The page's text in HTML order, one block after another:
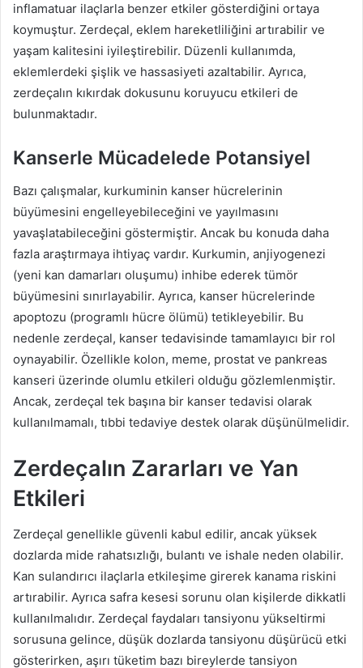
inflamatuar ilaçlarla benzer etkiler gösterdiğini ortaya
koymuştur. Zerdeçal, eklem hareketliliğini artırabilir ve
yaşam kalitesini iyileştirebilir. Düzenli kullanımda,
eklemlerdeki şişlik ve hassasiyeti azaltabilir. Ayrıca,
zerdeçalın kıkırdak dokusunu koruyucu etkileri de
bulunmaktadır.
Kanserle Mücadelede Potansiyel
Bazı çalışmalar, kurkuminin kanser hücrelerinin
büyümesini engelleyebileceğini ve yayılmasını
yavaşlatabileceğini göstermiştir. Ancak bu konuda daha
fazla araştırmaya ihtiyaç vardır. Kurkumin, anjiyogenezi
(yeni kan damarları oluşumu) inhibe ederek tümör
büyümesini sınırlayabilir. Ayrıca, kanser hücrelerinde
apoptozu (programlı hücre ölümü) tetikleyebilir. Bu
nedenle zerdeçal, kanser tedavisinde tamamlayıcı bir rol
oynayabilir. Özellikle kolon, meme, prostat ve pankreas
kanseri üzerinde olumlu etkileri olduğu gözlemlenmiştir.
Ancak, zerdeçal tek başına bir kanser tedavisi olarak
kullanılmamalı, tıbbi tedaviye destek olarak düşünülmelidir.
Zerdeçalın Zararları ve Yan
Etkileri
Zerdeçal genellikle güvenli kabul edilir, ancak yüksek
dozlarda mide rahatsızlığı, bulantı ve ishale neden olabilir.
Kan sulandırıcı ilaçlarla etkileşime girerek kanama riskini
artırabilir. Ayrıca safra kesesi sorunu olan kişilerde dikkatli
kullanılmalıdır. Zerdeçal faydaları tansiyonu yükseltirmi
sorusuna gelince, düşük dozlarda tansiyonu düşürücü etki
gösterirken, aşırı tüketim bazı bireylerde tansiyon